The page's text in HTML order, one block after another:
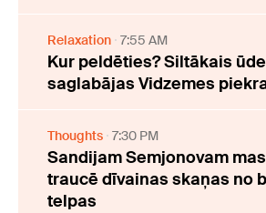
Relaxation 7:55 AM
Kur peldēties? Siltākais
saglabājas Vidzemes
Thoughts 7:30 PM
Sandijam Semjonovam
traucē dīvainas skaņas no
telpas